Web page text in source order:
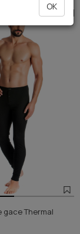
gace Thermal
OK